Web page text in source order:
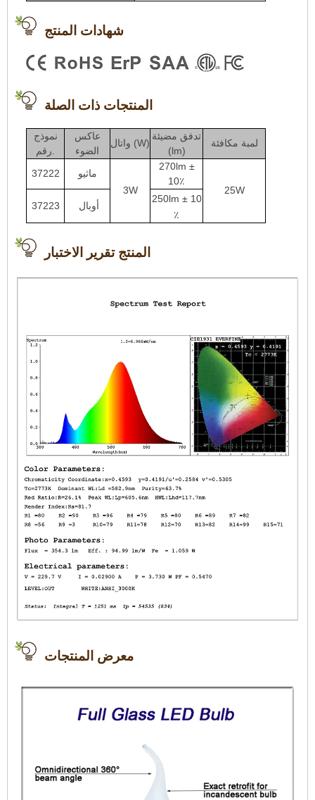
شهادات المنتج
المنتجات ذات الصلة
نموذج
عاكس
الضوء
واتال (W)
تدفق مضيئة
(lm)
لمبة مكافئة
37222
ماثيو
3W
270lm ±
10٪
25W
37223
أوبال
250lm ± 10
٪
المنتج تقرير الاختبار
معرض المنتجات